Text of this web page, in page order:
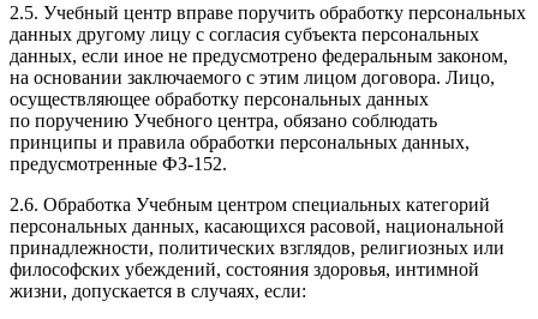
2.5. Учебный центр вправе поручить обработку персональных
данных другому лицу с согласия субъекта персональных
данных, если иное не предусмотрено федеральным законом,
на основании заключаемого с этим лицом договора. Лицо,
осуществляющее обработку персональных данных
по поручению Учебного центра, обязано соблюдать
принципы и правила обработки персональных данных,
предусмотренные ФЗ-152.
2.6. Обработка Учебным центром специальных категорий
персональных данных, касающихся расовой, национальной
принадлежности, политических взглядов, религиозных или
философских убеждений, состояния здоровья, интимной
жизни, допускается в случаях, если: